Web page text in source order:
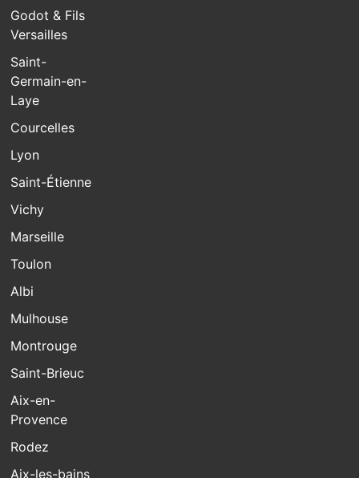
Godot & Fils
Versailles
Saint-
Germain-en-
Laye
Courcelles
Lyon
Saint-Étienne
Vichy
Marseille
Toulon
Albi
Mulhouse
Montrouge
Saint-Brieuc
Aix-en-
Provence
Rodez
Aix-les-bains